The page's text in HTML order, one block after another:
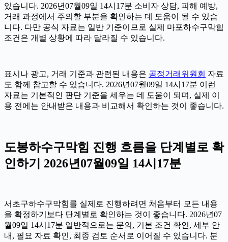
있습니다. 2026년07월09일 14시17분 소비자 상담, 피해 예방,
거래 과정에서 주의할 부분을 확인하는 데 도움이 될 수 있습
니다. 다만 공식 자료는 일반 기준이므로 실제 마포하수구막힘
조건은 개별 상황에 따라 달라질 수 있습니다.
표시나 광고, 거래 기준과 관련된 내용은 공정거래위원회 자료
도 함께 참고할 수 있습니다. 2026년07월09일 14시17분 이런
자료는 기본적인 판단 기준을 세우는 데 도움이 되며, 실제 이
용 전에는 안내받은 내용과 비교해서 확인하는 것이 좋습니다.
도봉하수구막힘 진행 흐름을 단계별로 확
인하기 2026년07월09일 14시17분
서초구하수구막힘를 실제로 진행하려면 처음부터 모든 내용
을 확정하기보다 단계별로 확인하는 것이 좋습니다. 2026년07
월09일 14시17분 일반적으로는 문의, 기본 조건 확인, 세부 안
내, 필요 자료 확인, 최종 검토 순서로 이어질 수 있습니다. 분